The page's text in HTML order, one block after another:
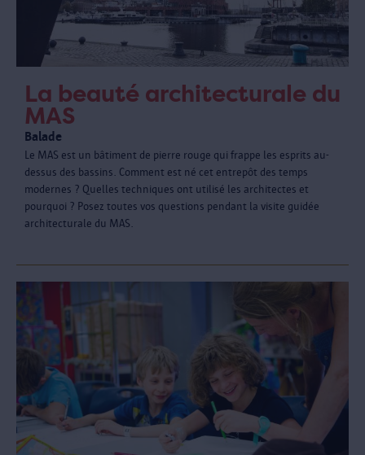
La beauté architecturale du
MAS
Balade
Le MAS est un bâtiment de pierre rouge qui frappe les esprits au-
dessus des bassins. Comment est né cet entrepôt des temps
modernes ? Quelles techniques ont utilisé les architectes et
pourquoi ? Posez toutes vos questions pendant la visite guidée
architecturale du MAS.